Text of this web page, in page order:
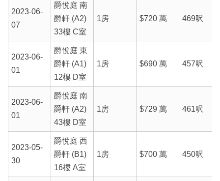
2023-06-
07
爵悅庭 南
爵軒 (A2)
33樓 C室
1房 $720 萬 469呎
2023-06-
01
爵悅庭 東
爵軒 (A1)
12樓 D室
1房 $690 萬 457呎
2023-06-
01
爵悅庭 南
爵軒 (A2)
43樓 D室
1房 $729 萬 461呎
2023-05-
30
爵悅庭 西
爵軒 (B1)
16樓 A室
1房 $700 萬 450呎